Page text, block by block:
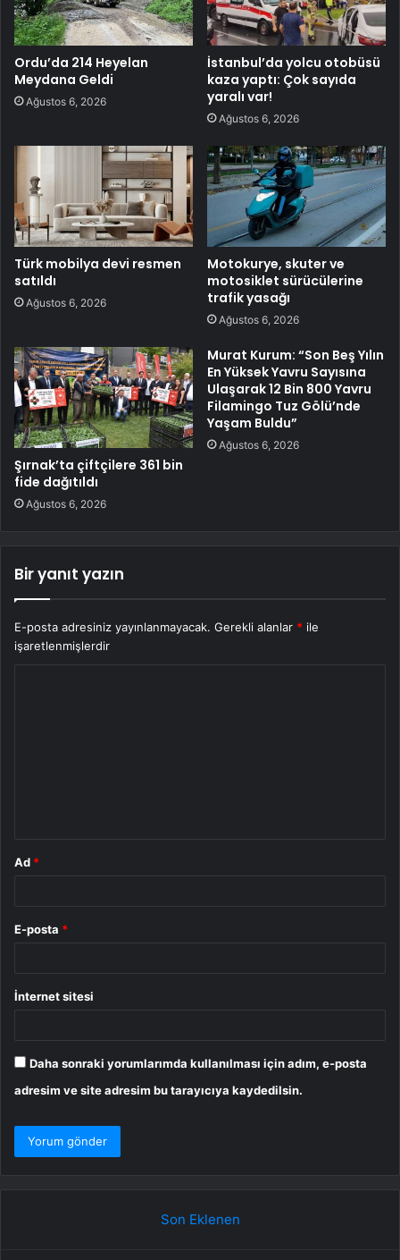
Ordu’da 214 Heyelan
Meydana Geldi
Ağustos 6, 2026
İstanbul’da yolcu otobüsü
kaza yaptı: Çok sayıda
yaralı var!
Ağustos 6, 2026
Türk mobilya devi resmen
satıldı
Ağustos 6, 2026
Motokurye, skuter ve
motosiklet sürücülerine
trafik yasağı
Ağustos 6, 2026
Şırnak’ta çiftçilere 361 bin
fide dağıtıldı
Ağustos 6, 2026
Murat Kurum: “Son Beş Yılın
En Yüksek Yavru Sayısına
Ulaşarak 12 Bin 800 Yavru
Filamingo Tuz Gölü’nde
Yaşam Buldu”
Ağustos 6, 2026
Bir yanıt yazın
E-posta adresiniz yayınlanmayacak. Gerekli alanlar * ile
işaretlenmişlerdir
Ad *
E-posta *
İnternet sitesi
Daha sonraki yorumlarımda kullanılması için adım, e-posta
adresim ve site adresim bu tarayıcıya kaydedilsin.
Son Eklenen